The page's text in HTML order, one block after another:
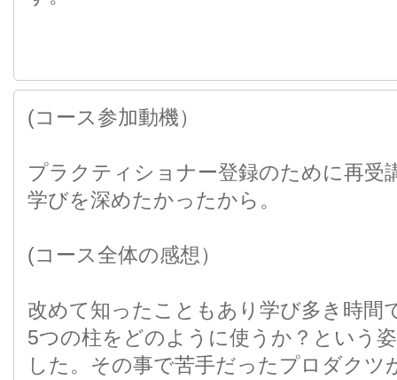
(コース参加動機）
プラクティショナー登録のために再受
学びを深めたかったから。
(コース全体の感想）
改めて知ったこともあり学び多き時間
5つの柱をどのように使うか？という
した。その事で苦手だったプロダクツ